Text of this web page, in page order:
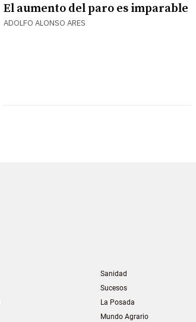
El aumento del paro es imparable
ADOLFO ALONSO ARES
Sanidad
Sucesos
La Posada
Mundo Agrario